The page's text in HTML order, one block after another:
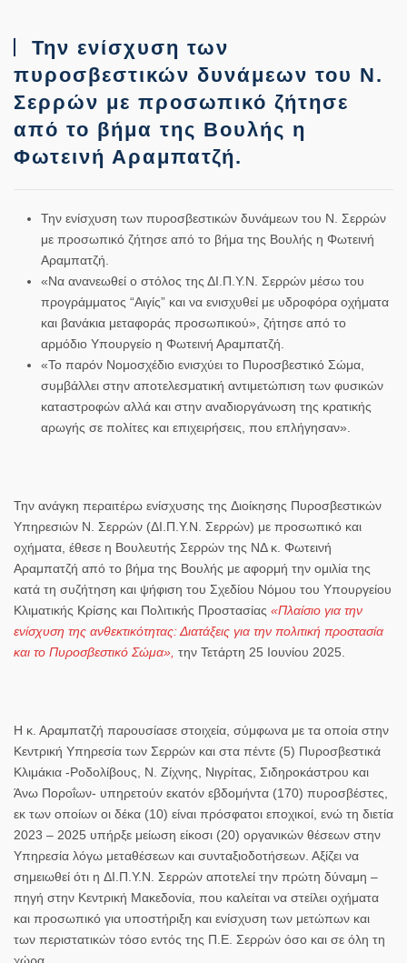
Την ενίσχυση των
πυροσβεστικών δυνάμεων του Ν.
Σερρών με προσωπικό ζήτησε
από το βήμα της Βουλής η
Φωτεινή Αραμπατζή.
Την ενίσχυση των πυροσβεστικών δυνάμεων του Ν. Σερρών
με προσωπικό ζήτησε από το βήμα της Βουλής η Φωτεινή
Αραμπατζή.
«Να ανανεωθεί ο στόλος της ΔΙ.Π.Υ.Ν. Σερρών μέσω του
προγράμματος “Αιγίς” και να ενισχυθεί με υδροφόρα οχήματα
και βανάκια μεταφοράς προσωπικού», ζήτησε από το
αρμόδιο Υπουργείο η Φωτεινή Αραμπατζή.
«Το παρόν Νομοσχέδιο ενισχύει το Πυροσβεστικό Σώμα,
συμβάλλει στην αποτελεσματική αντιμετώπιση των φυσικών
καταστροφών αλλά και στην αναδιοργάνωση της κρατικής
αρωγής σε πολίτες και επιχειρήσεις, που επλήγησαν».
Την ανάγκη περαιτέρω ενίσχυσης της Διοίκησης Πυροσβεστικών
Υπηρεσιών Ν. Σερρών (ΔΙ.Π.Υ.Ν. Σερρών) με προσωπικό και
οχήματα, έθεσε η Βουλευτής Σερρών της ΝΔ κ. Φωτεινή
Αραμπατζή από το βήμα της Βουλής με αφορμή την ομιλία της
κατά τη συζήτηση και ψήφιση του Σχεδίου Νόμου του Υπουργείου
Κλιματικής Κρίσης και Πολιτικής Προστασίας «Πλαίσιο για την
ενίσχυση της ανθεκτικότητας: Διατάξεις για την πολιτική προστασία
και το Πυροσβεστικό Σώμα» την Τετάρτη 25 Ιουνίου 2025
Η κ. Αραμπατζή παρουσίασε στοιχεία, σύμφωνα με τα οποία στην
Κεντρική Υπηρεσία των Σερρών και στα πέντε (5) Πυροσβεστικά
Κλιμάκια -Ροδολίβους, Ν. Ζίχνης, Νιγρίτας, Σιδηροκάστρου και
Άνω Ποροΐων- υπηρετούν εκατόν εβδομήντα (170) πυροσβέστες
εκ των οποίων οι δέκα (10) είναι πρόσφατοι εποχικοί , ενώ τη διετία
2023 – 2025 υπήρξε μείωση είκοσι (20) οργανικών θέσεων στην
Υπηρεσία λόγω μεταθέσεων και συνταξιοδοτήσεων . Αξίζει να
σημειωθεί ότι η ΔΙ.Π.Υ.Ν. Σερρών αποτελεί την πρώτη δύναμη –
πηγή στην Κεντρική Μακεδονία , που καλείται να στείλει οχήματα
και προσωπικό για υποστήριξη και ενίσχυση των μετώπων και
των περιστατικών τόσο εντός της Π.Ε. Σερρών όσο και σε όλη τη